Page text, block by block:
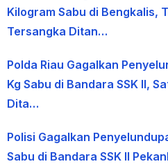
Kilogram Sabu di Bengkalis,
Tersangka Ditan…
Polda Riau Gagalkan
Kg Sabu di Bandara SSK II,
Dita…
Polisi Gagalkan
Sabu di Bandara SSK II